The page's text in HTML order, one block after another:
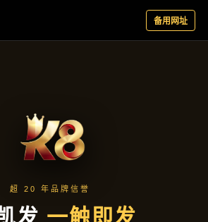
行业资讯
首页 行业资讯